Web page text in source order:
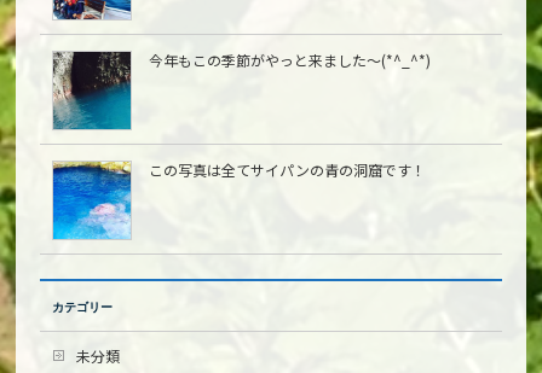
今年もこの季節がやっと来ました〜(*^_^*)
この写真は全てサイパンの青の洞窟です！
カテゴリー
未分類